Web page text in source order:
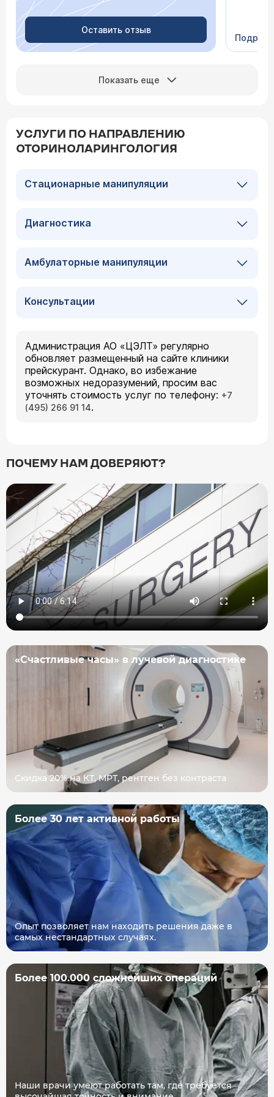
Оставить отзыв
Сейчас
Показать еще
УСЛУГИ ПО НАПРАВЛЕНИЮ
ОТОРИНОЛАРИНГОЛОГИЯ
Стационарные манипуляции
Диагностика
Амбулаторные манипуляции
Консультации
Администрация АО «ЦЭЛТ» регулярно
обновляет размещенный на сайте клиники
прейскурант. Однако, во избежание
возможных недоразумений, просим вас
уточнять стоимость услуг по телефону: +7
(495) 266 91 14.
ПОЧЕМУ НАМ ДОВЕРЯЮТ?
«Счастливые часы» в лучевой диагностике
Скидка 20% на КТ, МРТ, рентген без контраста
Более 30 лет активной работы
Опыт позволяет нам находить решения даже в
самых нестандартных случаях.
Более 100.000 сложнейших операций
Наши врачи умеют работать там, где требуется